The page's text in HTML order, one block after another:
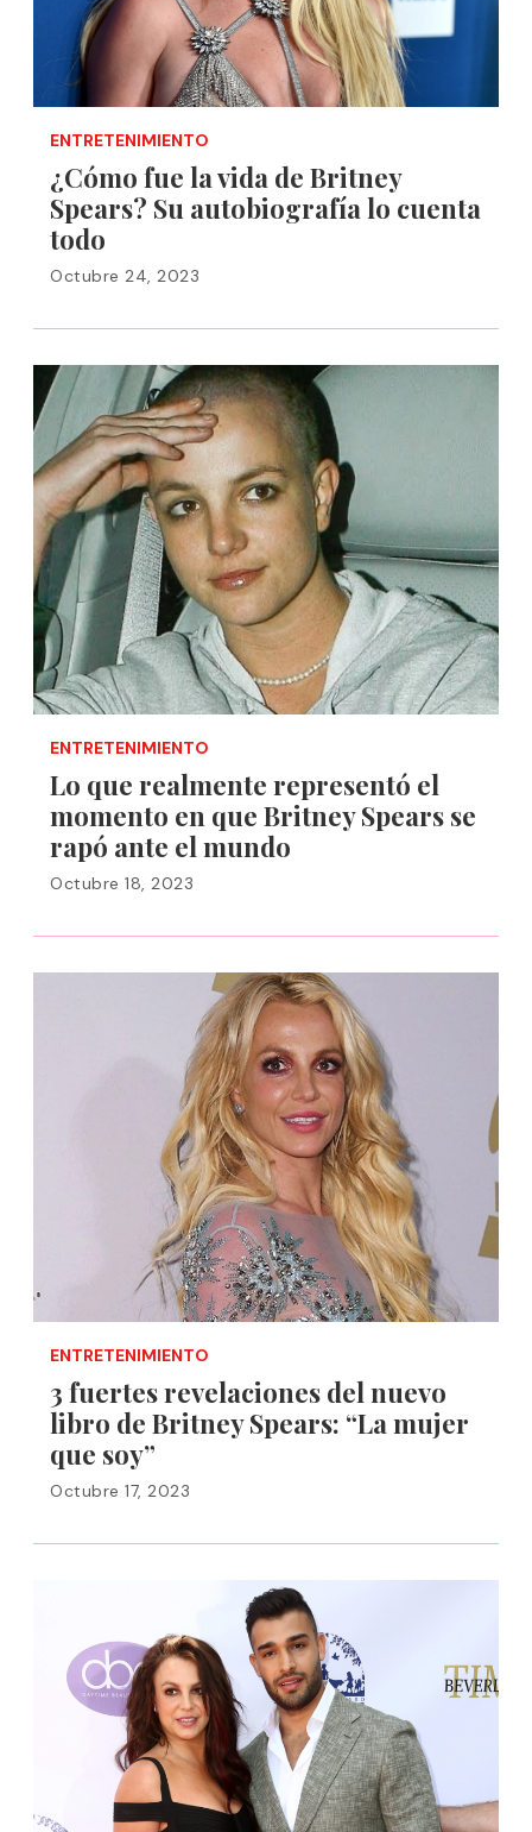
ENTRETENIMIENTO
¿Cómo fue la vida de Britney
Spears? Su autobiografía lo cuenta
todo
Octubre 24, 2023
ENTRETENIMIENTO
Lo que realmente representó el
momento en que Britney Spears se
rapó ante el mundo
Octubre 18, 2023
ENTRETENIMIENTO
3 fuertes revelaciones del nuevo
libro de Britney Spears: “La mujer
que soy”
Octubre 17, 2023